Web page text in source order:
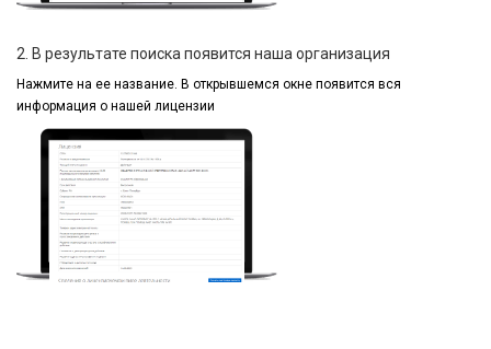
2. В результате поиска появится наша организация
Нажмите на ее название. В открывшемся окне появится вся
информация о нашей лицензии